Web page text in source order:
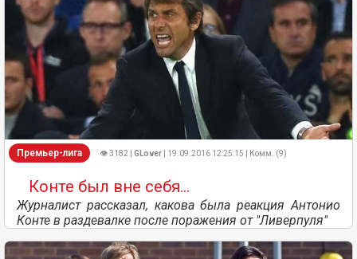
Премьер-лига 👁 3182 | GLover | 19.09.2016 12:25:15 | Комм. (9)
Конте был вне себя...
Журналист рассказал, какова была реакция Антонио
Конте в раздевалке после поражения от "Ливерпуля"